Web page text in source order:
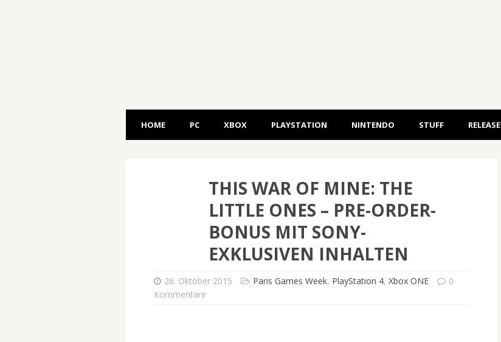
HOME PC XBOX PLAYSTATION NINTENDO STUFF RELEASE
THIS WAR OF MINE: THE
LITTLE ONES – PRE-ORDER-
BONUS MIT SONY-
EXKLUSIVEN INHALTEN
26. Oktober 2015 Paris Games Week, PlayStation 4, Xbox ONE
0
Kommentare